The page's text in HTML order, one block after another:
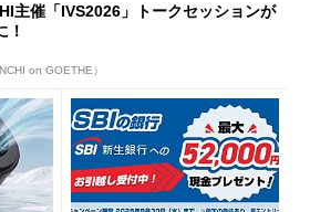
主催「IVS2026」トークセッションが
！
on GOETHE）